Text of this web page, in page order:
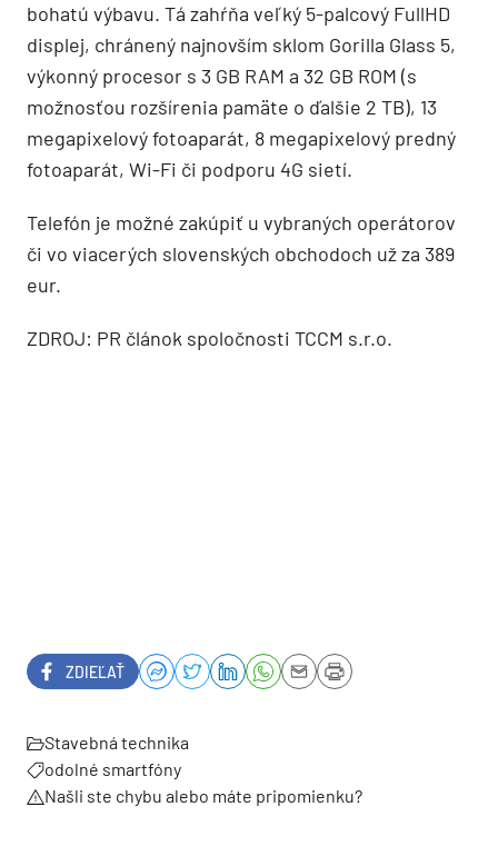
bohatú výbavu. Tá zahŕňa veľký 5-palcový FullHD
displej, chránený najnovším sklom Gorilla Glass 5,
výkonný procesor s 3 GB RAM a 32 GB ROM (s
možnosťou rozšírenia pamäte o ďalšie 2 TB), 13
megapixelový fotoaparát, 8 megapixelový predný
fotoaparát, Wi-Fi či podporu 4G sietí.
Telefón je možné zakúpiť u vybraných operátorov
či vo viacerých slovenských obchodoch už za 389
eur.
ZDROJ: PR článok spoločnosti TCCM s.r.o.
ZDIEĽAŤ
Stavebná technika
odolné smartfóny
Našli ste chybu alebo máte pripomienku?